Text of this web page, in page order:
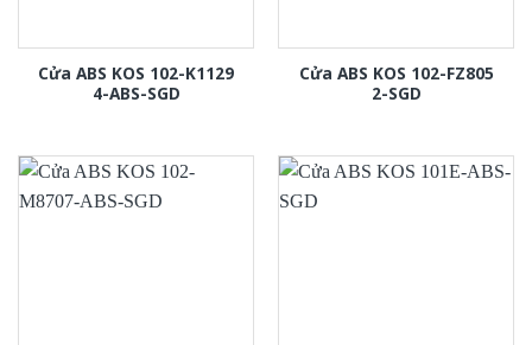
Cửa ABS KOS 102-K1129
4-ABS-SGD
Cửa ABS KOS 102-FZ805
2-SGD